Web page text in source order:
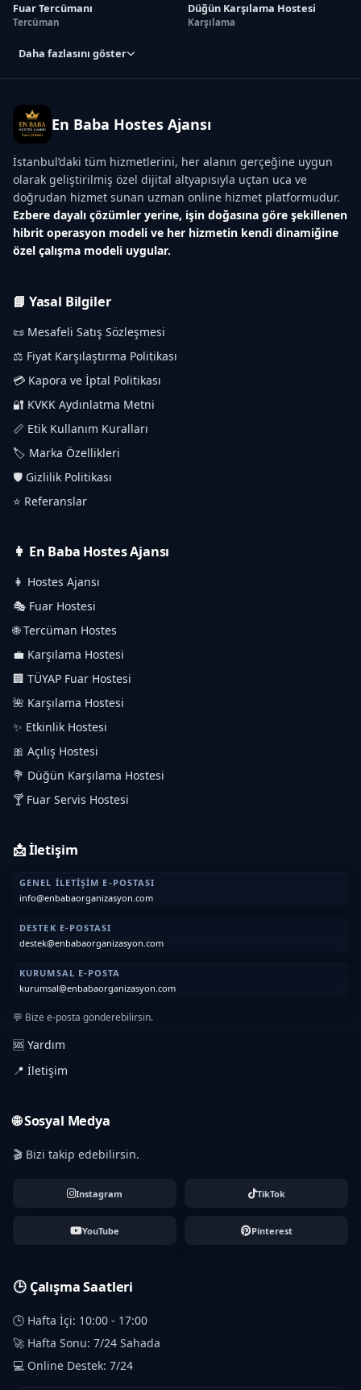
Fuar Tercümanı
Tercüman
Düğün Karşılama Hostesi
Karşılama
Daha fazlasını göster
En Baba Hostes Ajansı
İstanbul’daki tüm hizmetlerini, her alanın gerçeğine uygun
olarak geliştirilmiş özel dijital altyapısıyla uçtan uca ve
doğrudan hizmet sunan uzman online hizmet platformudur.
Ezbere dayalı çözümler yerine, işin doğasına göre şekillenen
hibrit operasyon modeli ve her hizmetin kendi dinamiğine
özel çalışma modeli uygular.
📘 Yasal Bilgiler
📜 Mesafeli Satış Sözleşmesi
⚖️ Fiyat Karşılaştırma Politikası
💳 Kapora ve İptal Politikası
🔐 KVKK Aydınlatma Metni
📏 Etik Kullanım Kuralları
🏷️ Marka Özellikleri
🛡️ Gizlilik Politikası
⭐ Referanslar
👩 En Baba Hostes Ajansı
👩 Hostes Ajansı
🎭 Fuar Hostesi
🌐 Tercüman Hostes
💼 Karşılama Hostesi
🏢 TÜYAP Fuar Hostesi
🌺 Karşılama Hostesi
✨ Etkinlik Hostesi
🎀 Açılış Hostesi
💐 Düğün Karşılama Hostesi
🍸 Fuar Servis Hostesi
📩 İletişim
GENEL İLETIŞIM E-POSTASI
info@enbabaorganizasyon.com
DESTEK E-POSTASI
destek@enbabaorganizasyon.com
KURUMSAL E-POSTA
kurumsal@enbabaorganizasyon.com
💬 Bize e-posta gönderebilirsin.
🆘 Yardım
📍 İletişim
🌐 Sosyal Medya
🎬 Bizi takip edebilirsin.
Instagram TikTok
YouTube Pinterest
🕒 Çalışma Saatleri
🕒 Hafta İçi: 10:00 - 17:00
🚀 Hafta Sonu: 7/24 Sahada
💻 Online Destek: 7/24